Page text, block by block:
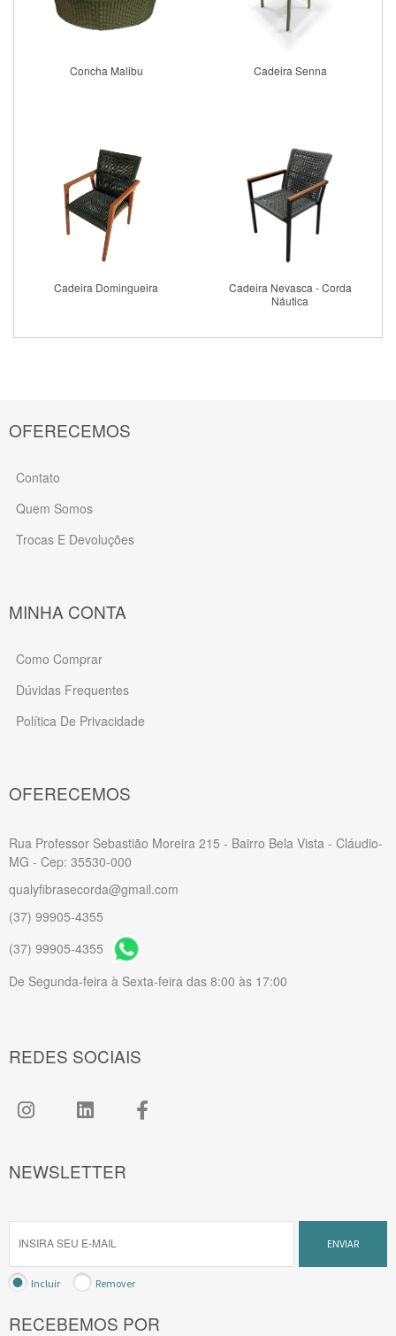
Concha Malibu Cadeira Senna
Cadeira Domingueira
Cadeira Nevasca - Corda
Náutica
OFERECEMOS
Contato
Quem Somos
Trocas E Devoluções
MINHA CONTA
Como Comprar
Dúvidas Frequentes
Política De Privacidade
OFERECEMOS
Rua Professor Sebastião Moreira 215 - Bairro Bela Vista - Cláudio-
MG - Cep: 35530-000
qualyfibrasecorda@gmail.com
(37) 99905-4355
(37) 99905-4355
De Segunda-feira à Sexta-feira das 8:00 às 17:00
REDES SOCIAIS
NEWSLETTER
ENVIAR
Incluir Remover
RECEBEMOS POR